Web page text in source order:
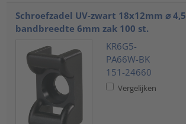
Schroefzadel UV-zwart 18x12mm ⌀ 4,5
bandbreedte 6mm zak 100 st.
KR6G5-
PA66W-BK
151-24660
Vergelijken